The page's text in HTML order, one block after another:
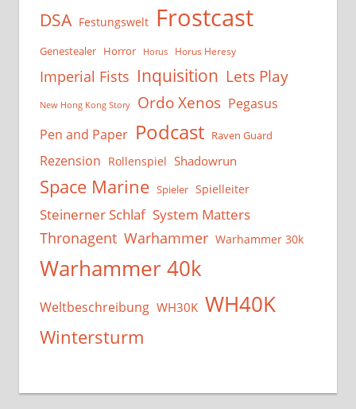
DSA Festungswelt Frostcast
Genestealer Horror Horus Horus Heresy
Imperial Fists Inquisition Lets Play
New Hong Kong Story Ordo Xenos Pegasus
Pen and Paper Podcast Raven Guard
Rezension Rollenspiel Shadowrun
Space Marine Spieler Spielleiter
Steinerner Schlaf System Matters
Thronagent Warhammer Warhammer 30k
Warhammer 40k
Weltbeschreibung WH30K WH40K
Wintersturm